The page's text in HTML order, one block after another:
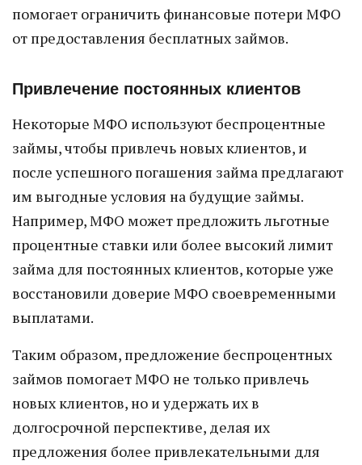
помогает ограничить финансовые потери МФО
от предоставления бесплатных займов.
Привлечение постоянных клиентов
Некоторые МФО используют беспроцентные
займы, чтобы привлечь новых клиентов, и
после успешного погашения займа предлагают
им выгодные условия на будущие займы.
Например, МФО может предложить льготные
процентные ставки или более высокий лимит
займа для постоянных клиентов, которые уже
восстановили доверие МФО своевременными
выплатами.
Таким образом, предложение беспроцентных
займов помогает МФО не только привлечь
новых клиентов, но и удержать их в
долгосрочной перспективе, делая их
предложения более привлекательными для